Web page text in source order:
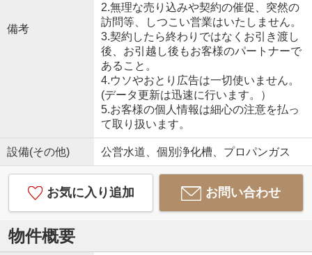
備考
2.無理な売り込みや契約の催促、突然の
訪問等、しつこい営業はいたしません。
3.契約したら終わりではなくお引き渡し
後、お引越し後もお客様のパートナーで
あること。
4.ウソやおとり広告は一切使いません。
(データ更新は迅速に行います。）
5.お客様の個人情報は細心の注意を払っ
て取り扱います。
設備(その他) 公営水道、個別浄化槽、プロパンガス
お気に入り追加 お問い合わせ
物件概要